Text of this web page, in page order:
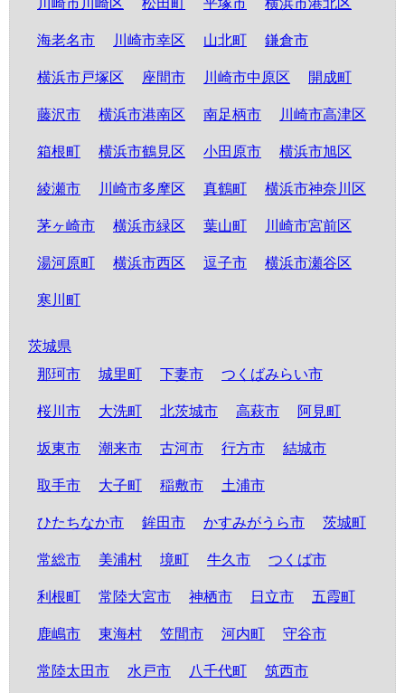
川崎市川崎区 松田町 平塚市 横浜市港北区
海老名市 川崎市幸区 山北町 鎌倉市
横浜市戸塚区 座間市 川崎市中原区 開成町
藤沢市 横浜市港南区 南足柄市 川崎市高津区
箱根町 横浜市鶴見区 小田原市 横浜市旭区
綾瀬市 川崎市多摩区 真鶴町 横浜市神奈川区
茅ヶ崎市 横浜市緑区 葉山町 川崎市宮前区
湯河原町 横浜市西区 逗子市 横浜市瀬谷区
寒川町
茨城県
那珂市
城里町 下妻市 つくばみらい市
桜川市 大洗町 北茨城市 高萩市 阿見町
坂東市 潮来市 古河市 行方市 結城市
取手市 大子町 稲敷市 土浦市
ひたちなか市 鉾田市 かすみがうら市 茨城町
常総市 美浦村 境町 牛久市 つくば市
利根町 常陸大宮市 神栖市 日立市 五霞町
鹿嶋市 東海村 笠間市 河内町 守谷市
常陸太田市 水戸市 八千代町 筑西市